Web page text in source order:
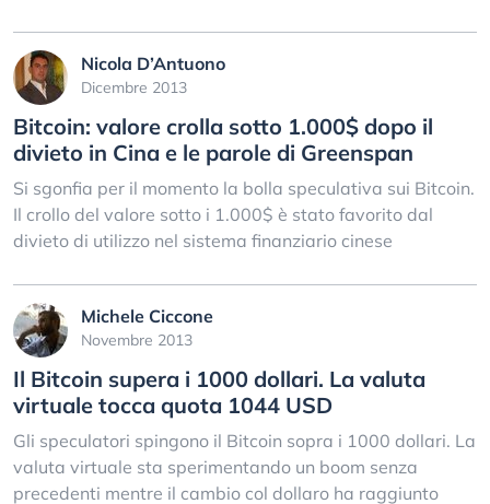
Nicola D’Antuono
Dicembre 2013
Bitcoin: valore crolla sotto 1.000$ dopo il
divieto in Cina e le parole di Greenspan
Si sgonfia per il momento la bolla speculativa sui Bitcoin.
Il crollo del valore sotto i 1.000$ è stato favorito dal
divieto di utilizzo nel sistema finanziario cinese
Michele Ciccone
Novembre 2013
Il Bitcoin supera i 1000 dollari. La valuta
virtuale tocca quota 1044 USD
Gli speculatori spingono il Bitcoin sopra i 1000 dollari. La
valuta virtuale sta sperimentando un boom senza
precedenti mentre il cambio col dollaro ha raggiunto